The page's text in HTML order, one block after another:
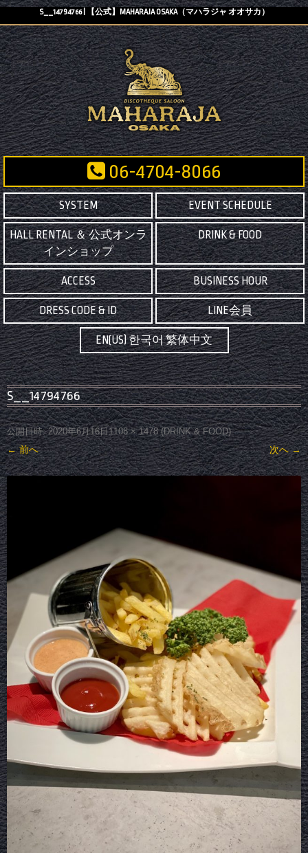
S__14794766 | 【公式】MAHARAJA OSAKA（マハラジャ オオサカ）
06-4704-8066
SYSTEM EVENT SCHEDULE
HALL RENTAL ＆ 公式オンラ
インショップ
DRINK & FOOD
ACCESS BUSINESS HOUR
DRESS CODE & ID LINE会員
EN(US) 한국어 繁体中文
S__14794766
公開日時: 2020年6月16日1108 × 1478(DRINK & FOOD)
← 前へ 次へ →